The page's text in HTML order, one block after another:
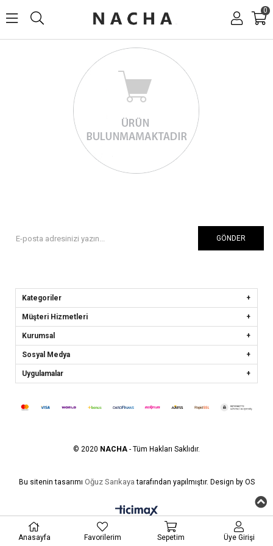
0
GÖNDER
Kategoriler
Müşteri Hizmetleri
Kurumsal
Sosyal Medya
Uygulamalar
© 2020 NACHA - Tüm Hakları Saklıdır.
Bu sitenin tasarımı Oğuz Sarıkaya tarafından yapılmıştır. Design by OS
Anasayfa Favorilerim Sepetim Üye Girişi